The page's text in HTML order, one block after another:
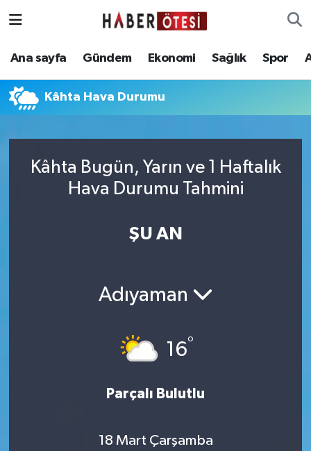
Ana sayfa Gündem Ekonomi Sağlık Spor
Kâhta Hava Durumu
Kâhta Bugün, Yarın ve 1 Haftalık
Hava Durumu Tahmini
ŞU AN
Adıyaman
16°
Parçalı Bulutlu
18 Mart Çarşamba
Ana sayfa
Sağlık
Eskişehir Nöbetçi Eczaneler
Eskişehir Trafik Yoğunluk Haritası
Süper Lig Puan Durumu ve Fikstür
Haber Arşivi